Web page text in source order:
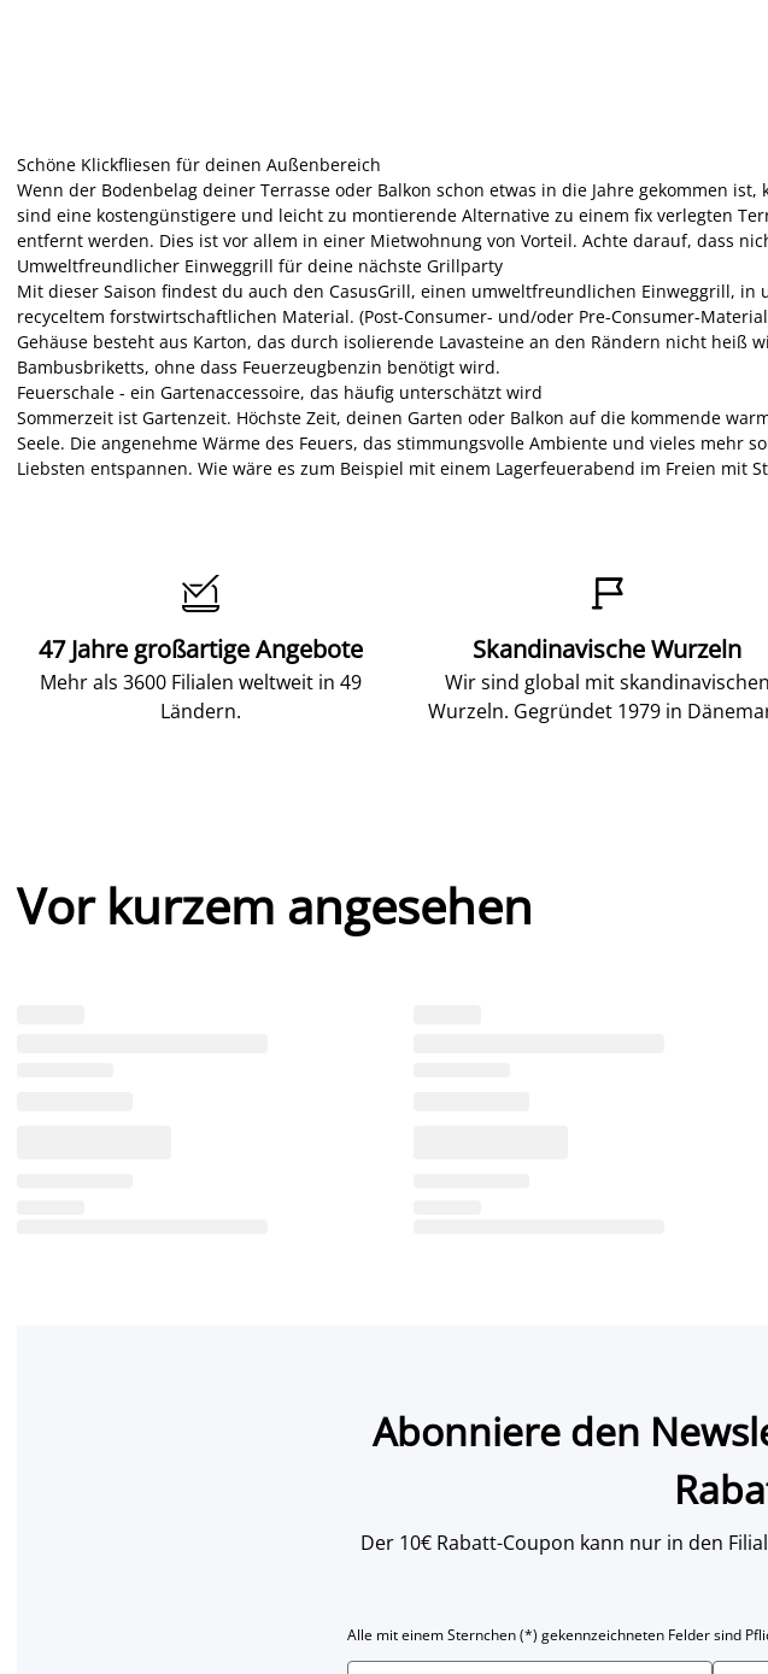
Schöne Klickfliesen für deinen Außenbereich
Wenn der Bodenbelag deiner Terrasse oder Balkon schon etwas in die Jahre gekommen
sind eine kostengünstigere und leicht zu montierende Alternative zu einem fix verlegten
entfernt werden. Dies ist vor allem in einer Mietwohnung von Vorteil. Achte darauf, dass
Umweltfreundlicher Einweggrill für deine nächste Grillparty
Mit dieser Saison findest du auch den CasusGrill, einen umweltfreundlichen Einweggrill, in
recyceltem forstwirtschaftlichen Material. (Post-Consumer- und/oder Pre-Consumer-
Gehäuse besteht aus Karton, das durch isolierende Lavasteine an den Rändern nicht
Bambusbriketts, ohne dass Feuerzeugbenzin benötigt wird.
Feuerschale - ein Gartenaccessoire, das häufig unterschätzt wird
Sommerzeit ist Gartenzeit. Höchste Zeit, deinen Garten oder Balkon auf die kommende
Seele. Die angenehme Wärme des Feuers, das stimmungsvolle Ambiente und vieles
Liebsten entspannen. Wie wäre es zum Beispiel mit einem Lagerfeuerabend im Freien

47 Jahre großartige Angebote
Mehr als 3600 Filialen weltweit in 49
Ländern.

Skandinavische Wurzeln
Wir sind global mit skandinavischen
Wurzeln. Gegründet 1979 in
Vor kurzem angesehen
Abonniere den
Der 10€ Rabatt-Coupon kann nur in den
Alle mit einem Sternchen (*) gekennzeichneten Felder sind